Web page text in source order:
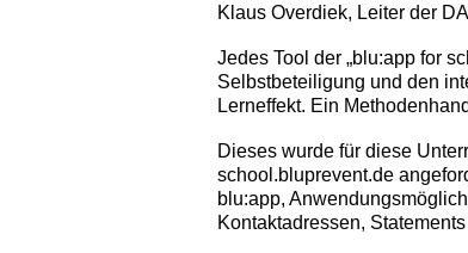
Klaus Overdiek, Leiter der
Jedes Tool der „blu:app for
Selbstbeteiligung und den
Lerneffekt. Ein
Dieses wurde für diese
school.bluprevent.de
blu:app,
Kontaktadressen,